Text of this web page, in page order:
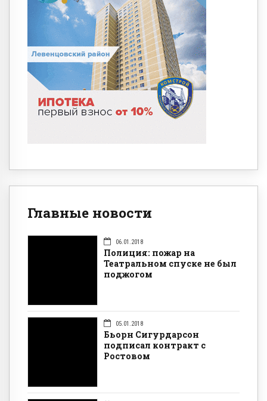
Главные новости
06.01.2018
Полиция: пожар на
Театральном спуске не был
поджогом
05.01.2018
Бьорн Сигурдарсон
подписал контракт с
Ростовом